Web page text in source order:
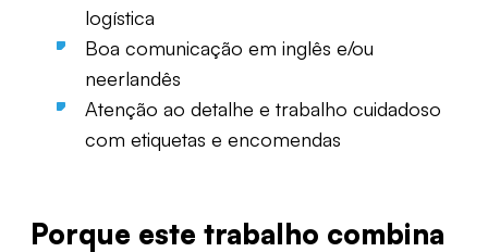
logística
Boa comunicação em inglês e/ou
neerlandês
Atenção ao detalhe e trabalho cuidadoso
com etiquetas e encomendas
Porque este trabalho combina